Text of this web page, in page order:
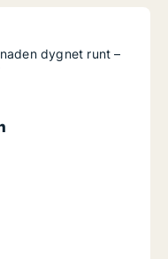
dygnet runt –